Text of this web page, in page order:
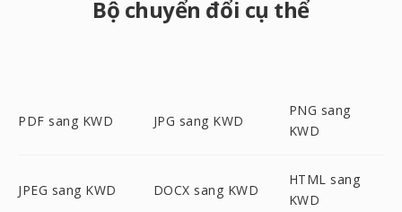
Bộ chuyển đổi cụ thể
PDF sang KWD JPG sang KWD
PNG sang
KWD
JPEG sang KWD DOCX sang KWD
HTML sang
KWD